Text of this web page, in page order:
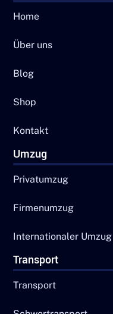
Home
Über uns
Blog
Shop
Kontakt
Umzug
Privatumzug
Firmenumzug
Internationaler Umzug
Transport
Transport